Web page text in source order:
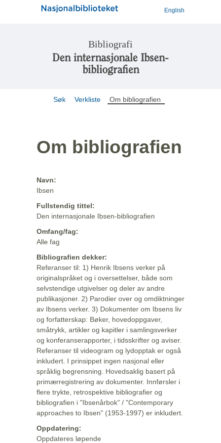
English
Bibliografi
Den internasjonale Ibsen-
bibliografien
Søk Verkliste Om bibliografien
Om bibliografien
Navn:
Ibsen
Fullstendig tittel:
Den internasjonale Ibsen-bibliografien
Omfang/fag:
Alle fag
Bibliografien dekker:
Referanser til: 1) Henrik Ibsens verker på
originalspråket og i oversettelser, både som
selvstendige utgivelser og deler av andre
publikasjoner. 2) Parodier over og omdiktninger
av Ibsens verker. 3) Dokumenter om Ibsens liv
og forfatterskap: Bøker, hovedoppgaver,
småtrykk, artikler og kapitler i samlingsverker
og konferanserapporter, i tidsskrifter og aviser.
Referanser til videogram og lydopptak er også
inkludert. I prinsippet ingen nasjonal eller
språklig begrensning. Hovedsaklig basert på
primærregistrering av dokumenter. Innførsler i
flere trykte, retrospektive bibliografier og
bibliografien i "Ibsenårbok" / "Contemporary
approaches to Ibsen" (1953-1997) er inkludert.
Oppdatering:
Oppdateres løpende